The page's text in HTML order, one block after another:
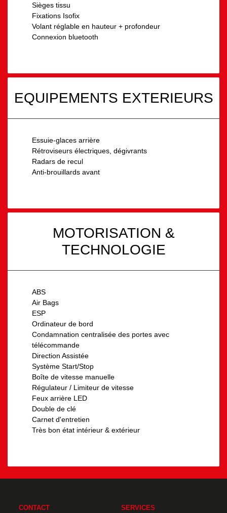
Sièges tissu
Fixations Isofix
Volant réglable en hauteur + profondeur
Connexion bluetooth
EQUIPEMENTS EXTERIEURS
Essuie-glaces arrière
Rétroviseurs électriques, dégivrants
Radars de recul
Anti-brouillards avant
MOTORISATION &
TECHNOLOGIE
ABS
Air Bags
ESP
Ordinateur de bord
Condamnation centralisée des portes avec
télécommande
Direction Assistée
Système Start/Stop
Boîte de vitesse manuelle
Régulateur / Limiteur de vitesse
Feux arrière LED
Double de clé
Carnet d'entretien
Très bon état intérieur & extérieur
CONTACT SERVICES